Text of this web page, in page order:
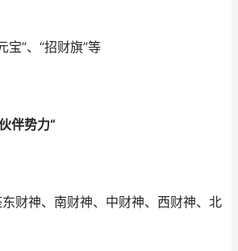
”、“招财旗”等
伴势力“
神、南财神、中财神、西财神、北